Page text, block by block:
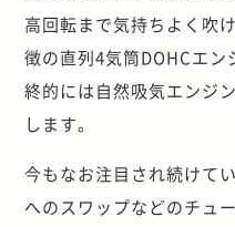
高回転まで気持ちよく吹
徴の直列4気筒DOHCエ
終的には自然吸気エンジ
します。
今もなお注目され続けて
へのスワップなどのチュ